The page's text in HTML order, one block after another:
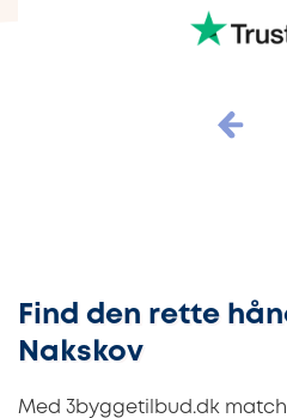
Find den rette
Nakskov
Med 3byggetilbud.dk